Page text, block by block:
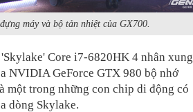
máy và bộ tản nhiệt của GX700.
Core i7-6820HK 4 nhân xung
NVIDIA GeForce GTX 980 bộ nhớ
một trong những con chip di động có
dòng Skylake.